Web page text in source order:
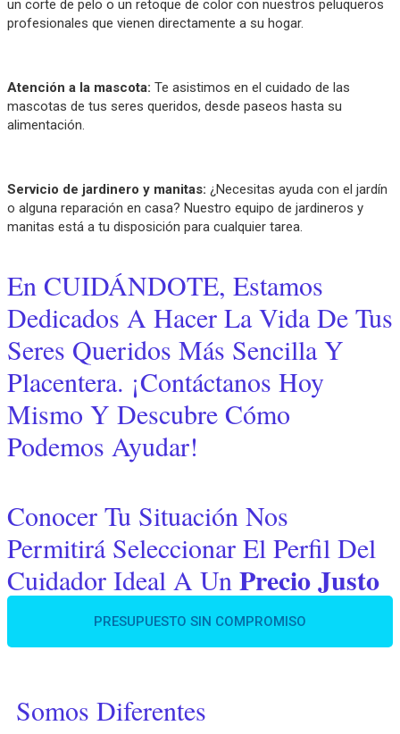
un corte de pelo o un retoque de color con nuestros peluqueros
profesionales que vienen directamente a su hogar.
Atención a la mascota: Te asistimos en el cuidado de las
mascotas de tus seres queridos, desde paseos hasta su
alimentación.
Servicio de jardinero y manitas: ¿Necesitas ayuda con el jardín
o alguna reparación en casa? Nuestro equipo de jardineros y
manitas está a tu disposición para cualquier tarea.
En CUIDÁNDOTE, Estamos
Dedicados A Hacer La Vida De Tus
Seres Queridos Más Sencilla Y
Placentera. ¡Contáctanos Hoy
Mismo Y Descubre Cómo
Podemos Ayudar!
Conocer Tu Situación Nos
Permitirá Seleccionar El Perfil Del
Cuidador Ideal A Un Precio Justo
PRESUPUESTO SIN COMPROMISO
Somos Diferentes